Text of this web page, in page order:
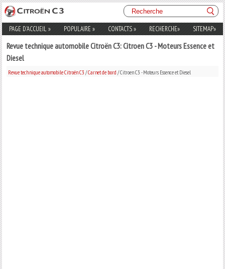
PAGE D'ACCUEIL» POPULAIRE» CONTACTS» RECHERCHE» SITEMAP»
Revue technique automobile Citroën C3: Citroen C3 - Moteurs Essence et
Diesel
Revue technique automobile Citroën C3 /Carnet de bord / Citroen C3 - Moteurs Essence et Diesel